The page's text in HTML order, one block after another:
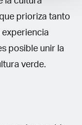
prioriza tanto
posible unir la
verde.